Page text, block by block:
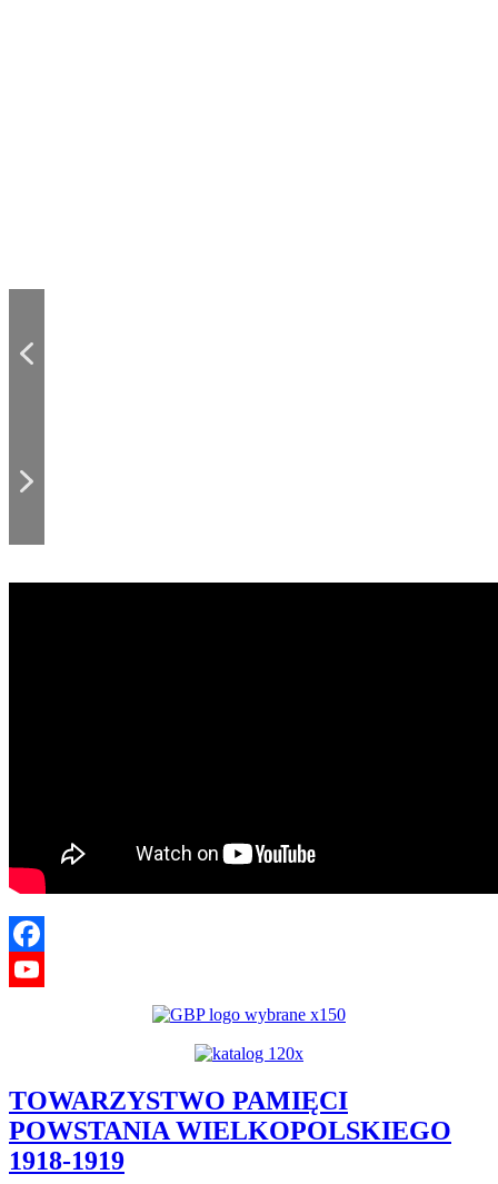
Facebook
TOWARZYSTWO PAMIĘCI
POWSTANIA WIELKOPOLSKIEGO
1918-1919